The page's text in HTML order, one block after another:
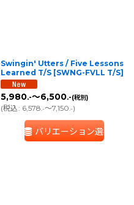
Swingin' Utters / Five Lessons
Learned T/S [SWNG-FVLL T/S]
5,980.-～6,500.-(税別)
(税込: 6,578.-～7,150.-)
バリエーション選択